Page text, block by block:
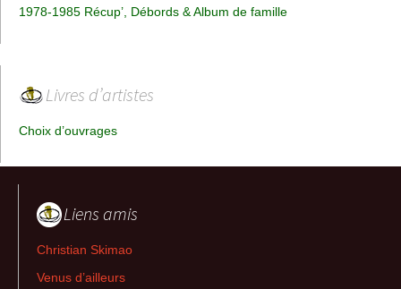
1978-1985 Récup’, Débords & Album de famille
Livres d’artistes
Choix d’ouvrages
Liens amis
Christian Skimao
Venus d’ailleurs